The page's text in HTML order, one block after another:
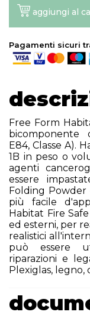
aggiungi al
Pagamenti sicuri
Free Form
bicomponente
E84, Classe A).
1B in peso o
agenti
essere
Folding Powder
più facile
Habitat Fire
ed esterni, per
realistici
può essere
riparazioni e
Plexiglas, legno,